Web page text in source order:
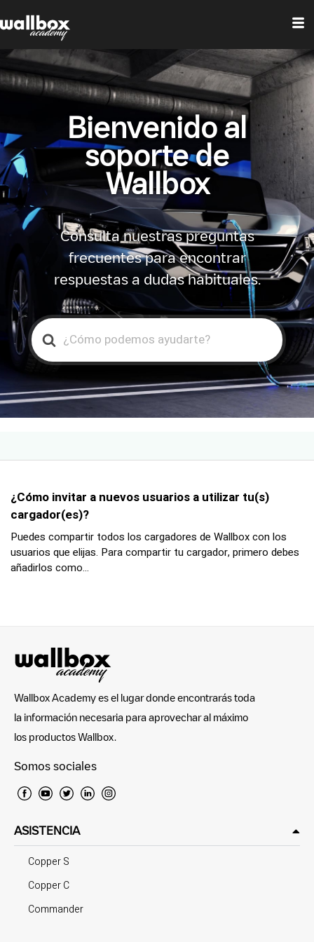
Bienvenido al
soporte de
Wallbox
Consulta nuestras preguntas
frecuentes para encontrar
respuestas a dudas habituales.
Search
For
¿Cómo invitar a nuevos usuarios a utilizar tu(s)
cargador(es)?
Puedes compartir todos los cargadores de Wallbox con los
usuarios que elijas. Para compartir tu cargador, primero debes
añadirlos como...
Wallbox Academy es el lugar donde encontrarás toda
la información necesaria para aprovechar al máximo
los productos Wallbox.
Somos sociales
ASISTENCIA
Copper S
Copper C
Commander